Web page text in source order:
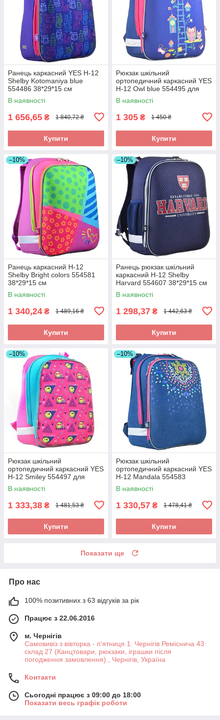
Ранець каркасний YES Н-12
Shelbу Kotomaniya blue
554486 38*29*15 см
В наявності
1 656,65 ₴ 1 840,72 ₴
Купити
Рюкзак шкільний
ортопедичний каркасний YES
Н-12 Owl blue 554495 для
дівчинки
В наявності
1 305 ₴ 1 450 ₴
Купити
–10%
Ранець каркасний Н-12
Shelbу Bright colors 554581
38*29*15 см
В наявності
1 340,24 ₴ 1 489,16 ₴
Купити
–10%
Ранець рюкзак шкільний
каркасний Н-12 Shelbу
Harvard 554607 38*29*15 см
В наявності
1 298,37 ₴ 1 442,63 ₴
Купити
–10%
Рюкзак шкільний
ортопедичний каркасний YES
Н-12 Smiley 554497 для
дівчинки
В наявності
1 333,38 ₴ 1 481,53 ₴
Купити
–10%
Рюкзак шкільний
ортопедичний каркасний YES
Н-12 Mandala 554583
38*29*15 см
В наявності
1 330,57 ₴ 1 478,41 ₴
Купити
Показати ще
Про нас
100% позитивних з 63 відгуків за рік
Працює з 22.06.2016
м. Чернігів
Самовивіз з вівторка - п'ятниця 1. Чернігів Реміснича 43
склад 27 (Канцтовари, рюкзаки, іграшки після
погодження замовлення)., Чернігів, Україна
Контакти
Сьогодні працює з 09:00 до 18:00
Показати весь графік роботи